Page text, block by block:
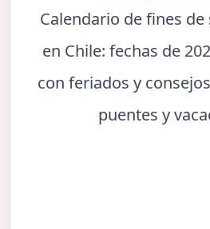
Calendario de fines
en Chile: fechas de
con feriados y
puentes y